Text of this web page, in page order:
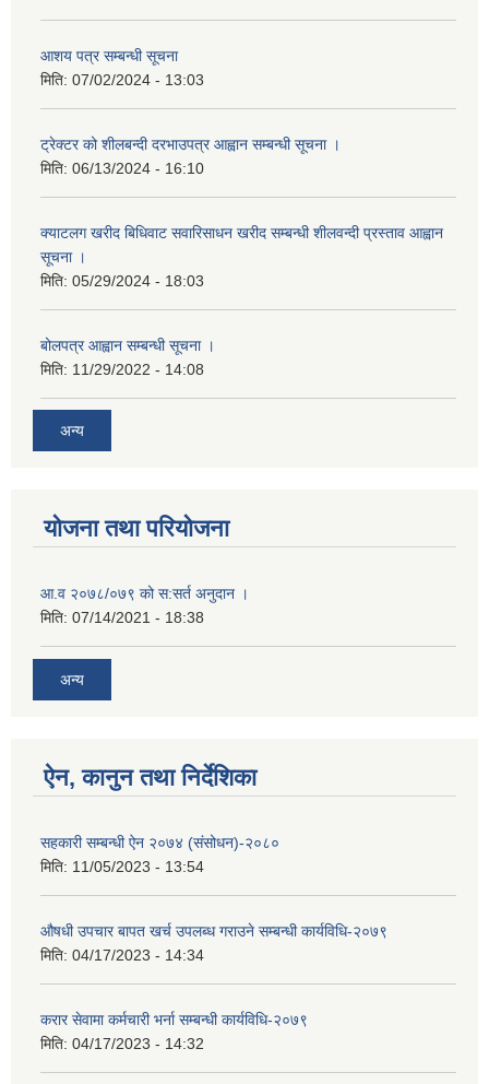
आशय पत्र सम्बन्धी सूचना
मिति: 07/02/2024 - 13:03
ट्रेक्टर को शीलबन्दी दरभाउपत्र आह्वान सम्बन्धी सूचना ।
मिति: 06/13/2024 - 16:10
क्याटलग खरीद बिधिवाट सवारिसाधन खरीद सम्बन्धी शीलवन्दी प्रस्ताव आह्वान
सूचना ।
मिति: 05/29/2024 - 18:03
बोलपत्र आह्वान सम्बन्धी सूचना ।
मिति: 11/29/2022 - 14:08
अन्य
योजना तथा परियोजना
आ.व २०७८/०७९ को स:सर्त अनुदान ।
मिति: 07/14/2021 - 18:38
अन्य
ऐन, कानुन तथा निर्देशिका
सहकारी सम्बन्धी ऐन २०७४ (संसोधन)-२०८०
मिति: 11/05/2023 - 13:54
औषधी उपचार बापत खर्च उपलब्ध गराउने सम्बन्धी कार्यविधि-२०७९
मिति: 04/17/2023 - 14:34
करार सेवामा कर्मचारी भर्ना सम्बन्धी कार्यविधि-२०७९
मिति: 04/17/2023 - 14:32